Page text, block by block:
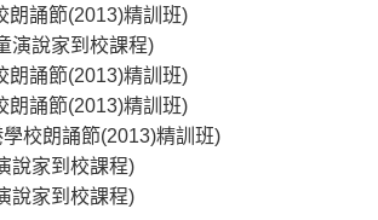
朗誦節(2013)精訓班)
演說家到校課程)
朗誦節(2013)精訓班)
朗誦節(2013)精訓班)
校朗誦節(2013)精訓班)
說家到校課程)
說家到校課程)